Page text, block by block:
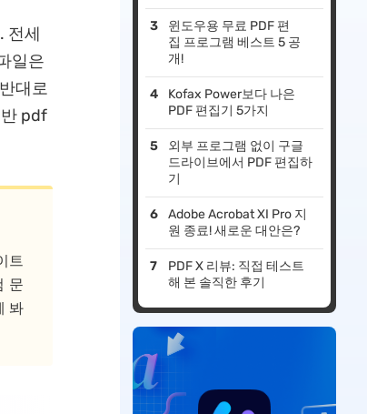
전세
일은
대로
pdf
트
문
봐
윈도우용 무료 PDF 편
집 프로그램 베스트 5 공
개!
Kofax Power보다 나은
PDF 편집기 5가지
외부 프로그램 없이 구글
드라이브에서 PDF 편집하
기
Adobe Acrobat XI Pro 지
원 종료! 새로운 대안은?
PDF X 리뷰: 직접 테스트
해 본 솔직한 후기